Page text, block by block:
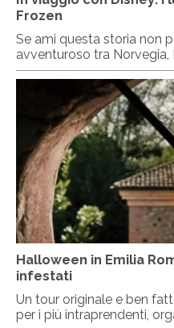
Frozen
Se ami questa storia non
avventuroso tra Norvegia,
Halloween in Emilia
infestati
Un tour originale e ben
per i più intraprendenti,